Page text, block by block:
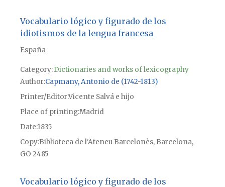
Vocabulario lógico y figurado de los
idiotismos de la lengua francesa
España
Category:Dictionaries and works of lexicography
Author Capmany, Antonio de (1742-1813)
Printer/EditorVicente Salvá e hijo
Place of printingMadrid
Date1835
CopyBiblioteca de l'Ateneu Barcelonès, Barcelona,
GO 2485
Vocabulario lógico y figurado de los